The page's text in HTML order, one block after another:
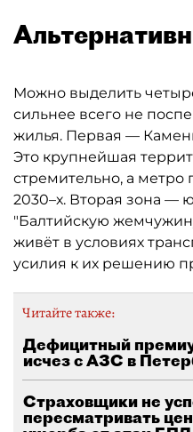
Можно выделить
сильнее всего не
жилья. Первая —
Это крупнейшая
стремительно, а метро
2030–х. Вторая зона —
"Балтийскую
живёт в условиях
усилия к их решению
Читайте также:
Дефицитный
исчез с АЗС в
Страховщики не
пересматривать